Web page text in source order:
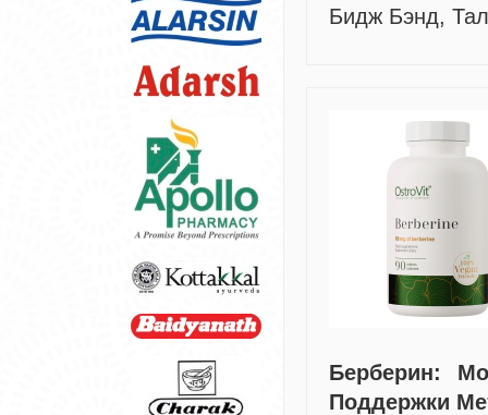
Бидж Бэнд,
Берберин:
Поддержки